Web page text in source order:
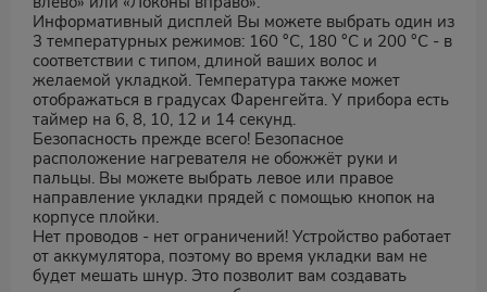
Информативный дисплей Вы можете выбрать один из
3 температурных режимов: 160 °C, 180 °C и 200 °C - в
соответствии с типом, длиной ваших волос и
желаемой укладкой. Температура также может
отображаться в градусах Фаренгейта. У прибора есть
таймер на 6, 8, 10, 12 и 14 секунд.
Безопасность прежде всего! Безопасное
расположение нагревателя не обожжёт руки и
пальцы. Вы можете выбрать левое или правое
направление укладки прядей с помощью кнопок на
корпусе плойки.
Нет проводов - нет ограничений! Устройство работает
от аккумулятора, поэтому во время укладки вам не
будет мешать шнур. Это позволит вам создавать